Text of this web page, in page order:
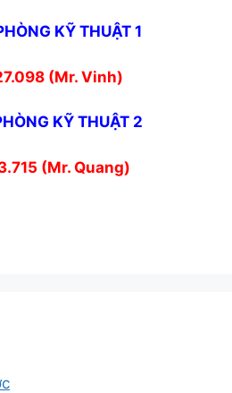
KỸ THUẬT 1
(Mr. Vinh)
KỸ THUẬT 2
(Mr. Quang)